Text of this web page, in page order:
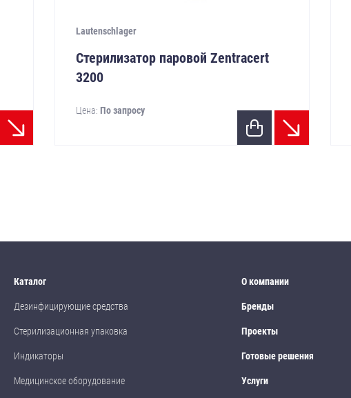
Lautenschlager
Стерилизатор паровой Zentracert
3200
Цена:По запросу
Каталог
Дезинфицирующие средства
Стерилизационная упаковка
Индикаторы
Медицинское оборудование
О компании
Бренды
Проекты
Готовые решения
Услуги